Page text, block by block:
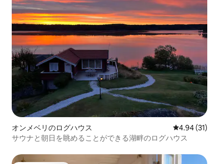
オンメベリのログハウス レビュー31
4.94 (31)
サウナと朝日を眺めることができる湖畔のログハウス